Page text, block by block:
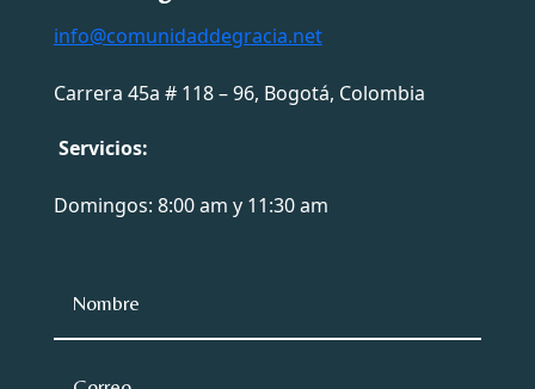
info@comunidaddegracia.net
Carrera 45a # 118 – 96, Bogotá, Colombia
Servicios:
Domingos: 8:00 am y 11:30 am